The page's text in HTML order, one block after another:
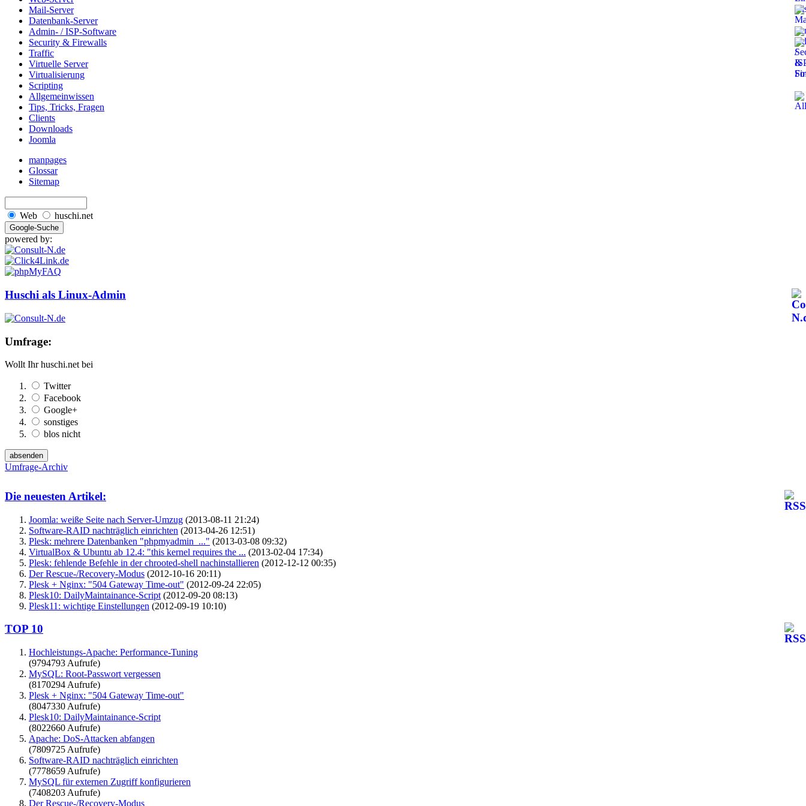
Mail-Server
Datenbank-Server
Admin- / ISP-Software
Security & Firewalls
Traffic
Virtuelle Server
Virtualisierung
Scripting
Allgemeinwissen
Tips, Tricks, Fragen
Clients
Downloads
Joomla
manpages
Glossar
Sitemap
Web huschi.net
powered by:
Huschi als Linux-Admin
Umfrage:
Wollt Ihr huschi.net bei
Twitter
Facebook
Google+
sonstiges
blos nicht
Umfrage-Archiv
Die neuesten Artikel:
Joomla: weiße Seite nach Server-Umzug (2013-08-11 21:24)
Software-RAID nachträglich einrichten (2013-04-26 12:51)
Plesk: mehrere Datenbanken "phpmyadmin_..." (2013-03-08 09:32)
VirtualBox & Ubuntu ab 12.4: "this kernel requires the ... (2013-02-04 17:34)
Plesk: fehlende Befehle in der chrooted-shell nachinstallieren (2012-12-12 00:35)
Der Rescue-/Recovery-Modus (2012-10-16 20:11)
Plesk + Nginx: "504 Gateway Time-out" (2012-09-24 22:05)
Plesk10: DailyMaintainance-Script (2012-09-20 08:13)
Plesk11: wichtige Einstellungen (2012-09-19 10:10)
TOP 10
Hochleistungs-Apache: Performance-Tuning
(9794793 Aufrufe)
MySQL: Root-Passwort vergessen
(8170294 Aufrufe)
Plesk + Nginx: "504 Gateway Time-out"
(8047330 Aufrufe)
Plesk10: DailyMaintainance-Script
(8022660 Aufrufe)
Apache: DoS-Attacken abfangen
(7809725 Aufrufe)
Software-RAID nachträglich einrichten
(7778659 Aufrufe)
MySQL für externen Zugriff konfigurieren
(7408203 Aufrufe)
Der Rescue-/Recovery-Modus